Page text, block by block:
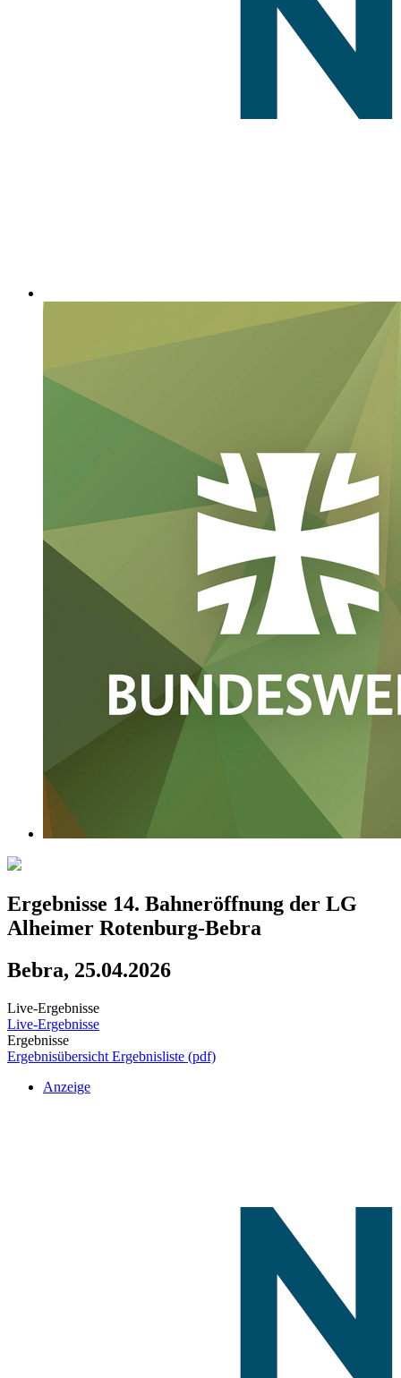
Ergebnisse 14. Bahneröffnung der LG
Alheimer Rotenburg-Bebra
Bebra, 25.04.2026
Live-Ergebnisse
Live-Ergebnisse
Ergebnisse
Ergebnisübersicht Ergebnisliste (pdf)
Anzeige